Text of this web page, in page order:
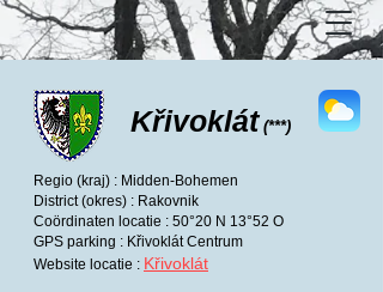
Křivoklát (***)
Regio (kraj) : Midden-Bohemen
District (okres) : Rakovnik
Coördinaten locatie : 50°20 N 13°52 O
GPS parking : Křivoklát Centrum
Website locatie : Křivoklát